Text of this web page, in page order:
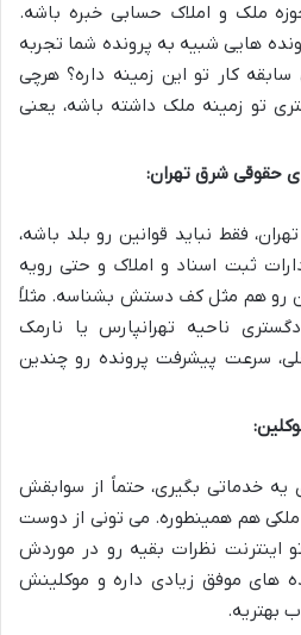
ملک و املاک حسابی خبره باشه.
هایی شبیه به پرونده شما تجربه
کار تو این زمینه داره؟ هرچی
تو زمینه ملک داشته باشه، یعنی
حقوقی شرق تهران:
فقط نباید قوانین رو بلد باشه،
ثبت اسناد و املاک و حتی رویه
رو هم مثل کف دستش بشناسه. مثلاً
ناحیه تهرانپارس یا نارمک
سرعت پیشرفت پرونده رو چندین
خدماتی بگیری، حتماً از سوابقش
هم همینطوره. می تونی از دوست
اینترنت نظرات بقیه رو در موردش
های موفق زیادی داره و موکلینش
بهتریه.